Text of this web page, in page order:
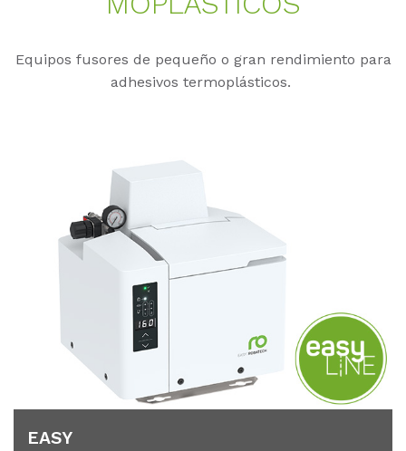
Equipos fusores de pequeño o gran rendimiento para
adhesivos termoplásticos.
EASY